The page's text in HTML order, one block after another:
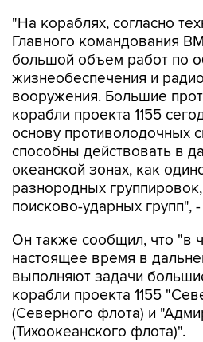
"На кораблях, согласно
Главного командования
большой объем работ по
жизнеобеспечения и
вооружения. Большие
корабли проекта 1155
основу противолодочных
способны действовать в
океанской зонах, как
разнородных
поисково-ударных групп",
Он также сообщил, что "в
настоящее время в
выполняют задачи
корабли проекта 1155
(Северного флота) и
(Тихоокеанского флота)".